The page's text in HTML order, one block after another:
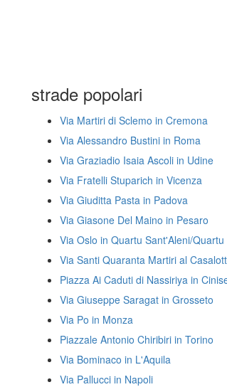
strade popolari
Via Martiri di Sclemo in Cremona
Via Alessandro Bustini in Roma
Via Graziadio Isaia Ascoli in Udine
Via Fratelli Stuparich in Vicenza
Via Giuditta Pasta in Padova
Via Giasone Del Maino in Pesaro
Via Oslo in Quartu Sant'Aleni/
Via Santi Quaranta Martiri al
Piazza Ai Caduti di Nassiriya in
Via Giuseppe Saragat in Grosseto
Via Po in Monza
Piazzale Antonio Chiribiri in Torino
Via Bominaco in L'Aquila
Via Pallucci in Napoli